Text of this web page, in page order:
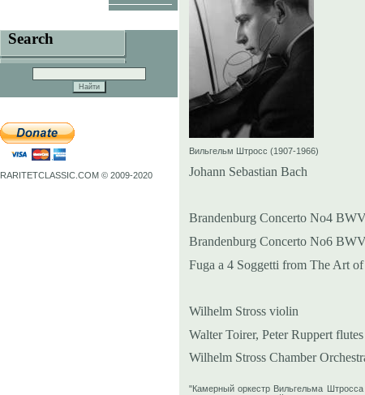
Search
RARITETCLASSIC.COM © 2009-2020
Вильгельм Штросс (1907-1966)
Johann Sebastian Bach
Brandenburg Concerto No4
Brandenburg Concerto No6
Fuga a 4 Soggetti from The Art
Wilhelm Stross violin
Walter Toirer, Peter Ruppert flutes
Wilhelm Stross Chamber
"Камерный оркестр Вильгельма